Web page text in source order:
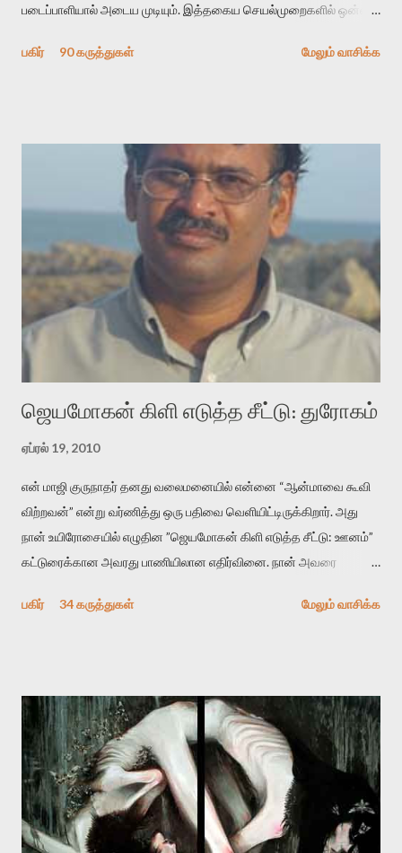
படைப்பாளியால் அடைய முடியும். இத்தகைய செயல்முறைகளில் ஒன்றை
காலத்தில் ஜாலவித்தைக்காரர்கள் வந்து போன பின் அவர்களின்
அதிகமாக்கும். கொல்லாது. ஒரு கனவை மீட்டெடுப்பதன் நோக்கம்
என்னவாக இருக்கும்? கவிதையின் அரூப இயக்கத்தை பொதுவயமாக
வடிக்க முயல்வதும் அதற்கே. கோயில் கருவறையின்
மென்வெளிச்சத்தில் நுண்பேசியின் படக்கருவியை இயக்கி சாத்தி
வைத்து விட்டு இயக்கத்தை அறிவோம். அறிதல் அபச்சாரமில்லை.
பயணப் படிமம் என்பது காக்னிடிவ் பொயடிக்ஸ் எனும் சமகால
விமர்சனத்தின் ஒரு முக்கிய கருவி. இக்கருவியை மனுஷ்யபுத்திரனின்
“காலை வணக்கங்கள்” எனும் ஒரு கவிதையில் சொருகப் போகிறோம்.
முதலில் கருவியை பழகுவோம். அன்றாட மொழியில் ஒன்று ம...
பகிர் 90 கருத்துகள் மேலும் வாசிக்க
ஜெயமோகன் கிளி எடுத்த சீட்டு: துரோகம்
ஏப்ரல் 19, 2010
என் மாஜி குருநாதர் தனது வலைமனையில் என்னை “ஆன்மாவை கூவி
விற்றவன்” என்று வர்ணித்து ஒரு பதிவை வெளியிட்டிருக்கிறார். அது
நான் உயிரோசையில் எழுதின ”ஜெயமோகன் கிளி எடுத்த சீட்டு: ஊனம்”
கட்டுரைக்கான அவரது பாணியிலான எதிர்வினை. நான் அவரை
பதிவை படித்த நண்பர்கள் பலரும் அவருக்காக இரக்கப்பட்டார்கள்.
தனது இணையதளத்திலே தொடர்ந்து பதிவு செய்கிறார். உயிர்மை
இன்னும் சில வருடங்களுக்கு தனக்கு எதிராக எழுத்தாளர்களை ஏவி
விட்டபடி இருக்கும் என்று ஒரு அச்சத்தை வெளிப்படுத்தியபடி
இருக்கிறார். அவர் கடுமையான பாதுகாப்பின்மை மனநிலையில் உள்ளார்.
உயிர்மை அவரை தாக்க உத்தேசித்தாலும் இல்லை என்றாலும்
ஜெயமோகன் அந்த பிரமையால் தொடர்ந்து அச்சுறுத்தலுக்கு உள்ளாகி
பகிர் 34 கருத்துகள் மேலும் வாசிக்க